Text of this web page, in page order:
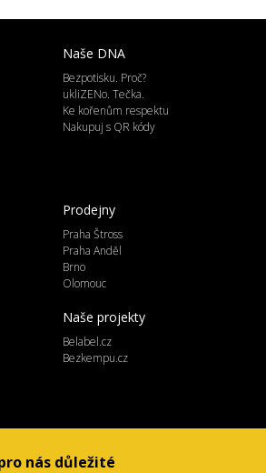
nás důležité
Naše DNA
Bezpotisku. Proč?
ukliZENo. Tečka.
Ke kořenům respektu
Nakupuj s QR kódy
Prodejny
Praha Štross
Praha Anděl
Brno
Olomouc
Naše projekty
Belabel.cz
Bezkempu.cz
Praha 9, 19300